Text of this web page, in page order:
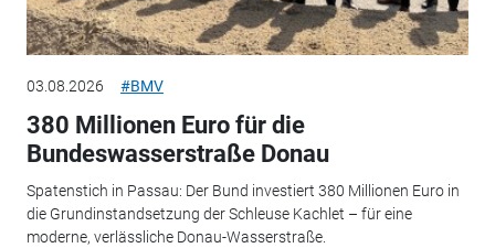
03.08.2026 #BMV
380 Millionen Euro für die
Bundeswasserstraße Donau
Spatenstich in Passau: Der Bund investiert 380 Millionen Euro in
die Grundinstandsetzung der Schleuse Kachlet – für eine
moderne, verlässliche Donau-Wasserstraße.